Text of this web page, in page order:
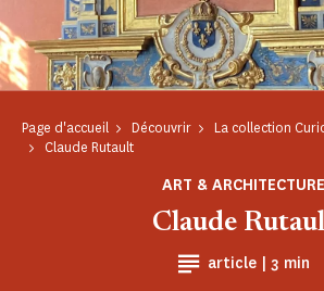
Page d'accueil Découvrir
La collection
Claude Rutault
ART & ARCHITECTURE
article | Temps
3 min
Claude